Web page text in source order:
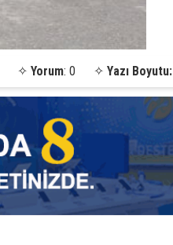
✧Yorum: 0 ✧ Yazı Boyutu: